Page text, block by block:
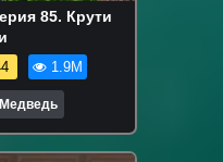
85. Крути
1.9M